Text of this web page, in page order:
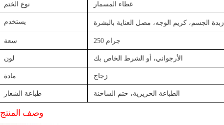
نوع الختم غطاء المسمار
يستخدم زبدة الجسم، كريم الوجه، مصل العناية بالبشرة
سعة 250 جرام
لون الأرجواني، أو الشرط الخاص بك
مادة زجاج
طباعة الشعار الطباعة الحريرية، ختم الساخنة
وصف المنتج